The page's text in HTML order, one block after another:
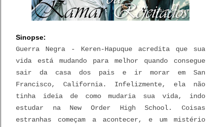
Sinopse:
Guerra Negra - Keren-Hapuque acredita que sua
vida está mudando para melhor quando consegue
sair da casa dos pais e ir morar em San
Francisco, California. Infelizmente, ela não
tinha ideia de como mudaria sua vida, indo
estudar na New Order High School. Coisas
estranhas começam a acontecer, e um mistério